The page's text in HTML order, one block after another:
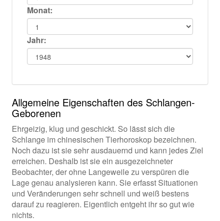
Monat:
Jahr:
Allgemeine Eigenschaften des Schlangen-
Geborenen
Ehrgeizig, klug und geschickt. So lässt sich die
Schlange im chinesischen Tierhoroskop bezeichnen.
Noch dazu ist sie sehr ausdauernd und kann jedes Ziel
erreichen. Deshalb ist sie ein ausgezeichneter
Beobachter, der ohne Langeweile zu verspüren die
Lage genau analysieren kann. Sie erfasst Situationen
und Veränderungen sehr schnell und weiß bestens
darauf zu reagieren. Eigentlich entgeht ihr so gut wie
nichts.